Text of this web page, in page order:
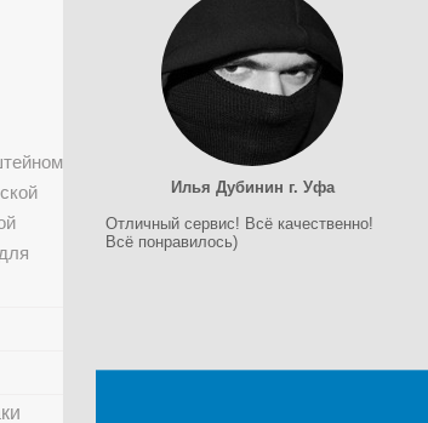
Илья Дубинин г. Уфа
Отличный сервис! Всё качественно!
Всё понравилось)